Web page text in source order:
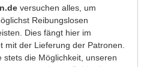
versuchen alles, um
Reibungslosen
Dies fängt hier im
mit der Lieferung der Patronen.
stets die Möglichkeit, unseren